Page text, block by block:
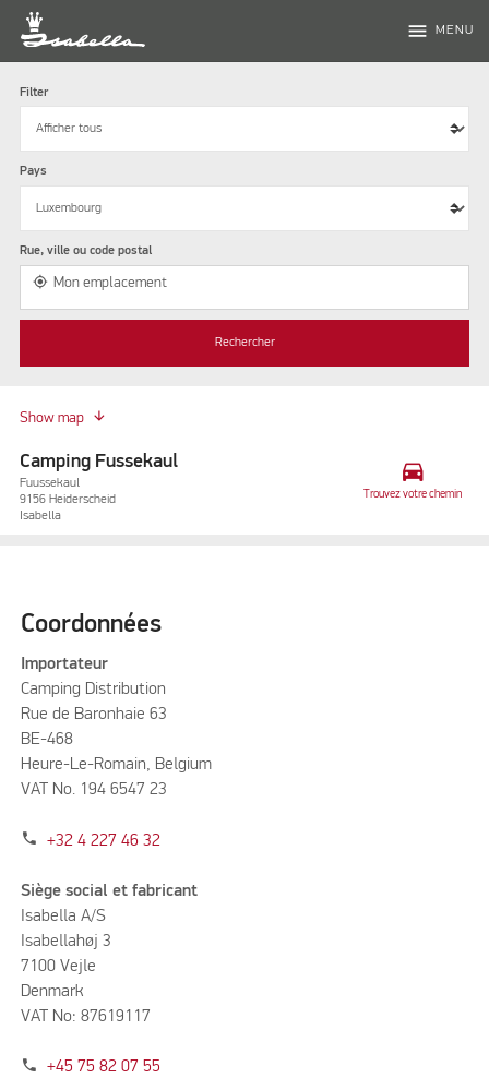
menu MENU
Filter
Pays
Rue, ville ou code postal
my_location Mon emplacement
Rechercher
Show map
Camping Fussekaul
Fuussekaul
9156 Heiderscheid
Isabella
drive_eta
Trouvez votre chemin
Coordonnées
Importateur
Camping Distribution
Rue de Baronhaie 63
BE-468
Heure-Le-Romain, Belgium
VAT No. 194 6547 23
phone +32 4 227 46 32
Siège social et fabricant
Isabella A/S
Isabellahøj 3
7100 Vejle
Denmark
VAT No: 87619117
phone +45 75 82 07 55